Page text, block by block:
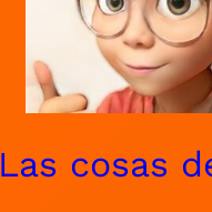
Las cosas